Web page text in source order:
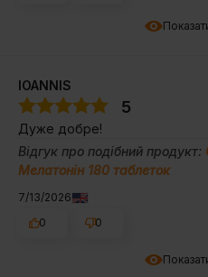
IOANNIS
5
Дуже добре!
Відгук про подібний продукт:
Мелатонін 180 таблеток
7/13/2026
0
0